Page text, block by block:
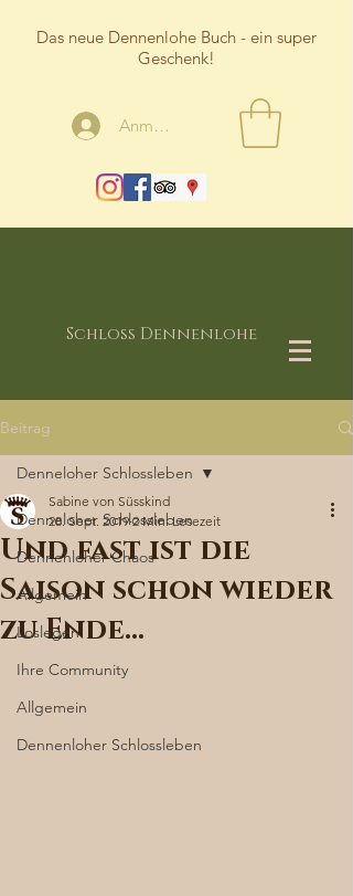
Das neue Dennenlohe Buch - ein super
Geschenk!
Anmelden
Schloss Dennenlohe
Beitrag
Denneloher Schlossleben
Dennenloher Chaos
Allgemein
Loslegen
Ihre Community
Allgemein
Dennenloher Schlossleben
Denneloher Schlossleben
Und fast ist die
Saison schon wieder
zu Ende…
Sabine von Süsskind
28. Sept. 2019 2 Min. Lesezeit